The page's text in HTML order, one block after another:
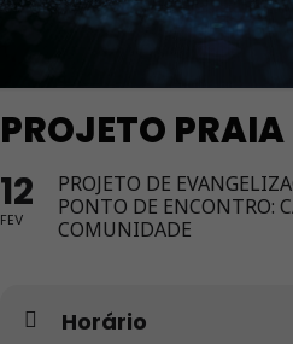
PROJETO PRAIA
12
FEV
PROJETO DE
PONTO DE ENCONTRO:
COMUNIDADE
Horário